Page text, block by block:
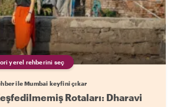
yerel rehberini seç
ile Mumbai keyfini çıkar
Rotaları: Dharavi